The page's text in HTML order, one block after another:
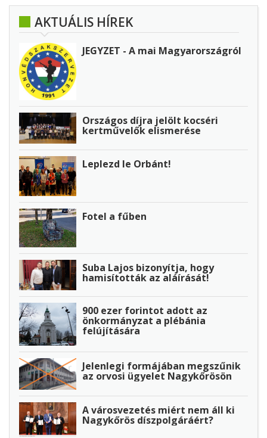
AKTUÁLIS HÍREK
JEGYZET - A mai Magyarországról
Országos díjra jelölt kocséri
kertművelők elismerése
Leplezd le Orbánt!
Fotel a fűben
Suba Lajos bizonyítja, hogy
hamisították az aláírását!
900 ezer forintot adott az
önkormányzat a plébánia
felújítására
Jelenlegi formájában megszűnik
az orvosi ügyelet Nagykőrösön
A városvezetés miért nem áll ki
Nagykőrös díszpolgáráért?